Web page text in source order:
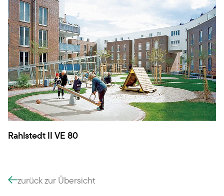
Rahlstedt II VE 80
zurück zur Übersicht